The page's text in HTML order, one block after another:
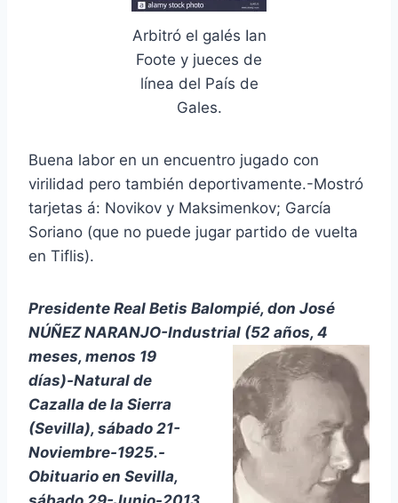
Arbitró el galés Ian
Foote y jueces de
línea del País de
Gales.
Buena labor en un encuentro jugado con
virilidad pero también deportivamente.-Mostró
tarjetas á: Novikov y Maksimenkov; García
Soriano (que no puede jugar partido de vuelta
en Tiflis).
Presidente Real Betis Balompié, don José
NÚÑEZ NARANJO-Industrial (52 años, 4
meses, menos 19
días)-Natural de
Cazalla de la Sierra
(Sevilla), sábado 21-
Noviembre-1925.-
Obituario en Sevilla,